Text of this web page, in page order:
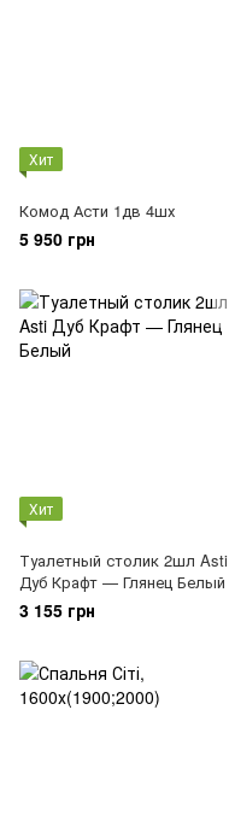
Хит
Комод Асти 1дв 4шх
5 950 грн
Хит
Туалетный столик 2шл Asti
Дуб Крафт — Глянец Белый
3 155 грн